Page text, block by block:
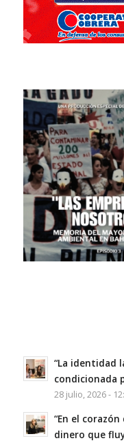
“La identidad
condicionada
28 julio, 2026 -
“En el
dinero que